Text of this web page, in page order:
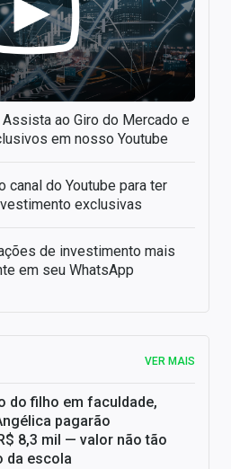
ao Giro do Mercado e
em nosso Youtube
canal do Youtube para ter
exclusivas
de investimento mais
em seu WhatsApp
VER MAIS
do filho em faculdade,
pagarão
8,3 mil — valor não tão
da escola